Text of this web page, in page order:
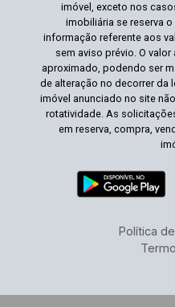
imóvel, exceto nos
imobiliária se reserva
informação referente aos
sem aviso prévio. O
aproximado, podendo ser
de alteração no decorrer da
imóvel anunciado no site
rotatividade. As
em reserva, compra,
Política